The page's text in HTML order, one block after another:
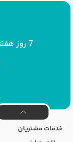
7 روز هفته ، 24 ساعته پاسخگوی شما هستیم
خدمات مشتریان